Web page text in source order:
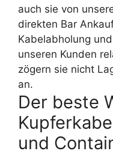
auch sie von
direkten Bar
Kabelabholung
unseren Kunden
zögern sie nicht
an.
Der beste
und